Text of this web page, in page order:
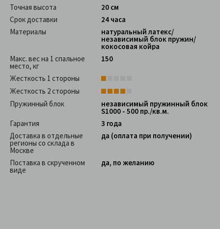
Точная высота
20 см
Срок доставки
24 часа
Материалы
натуральный латекс/
независимый блок пружин/
кокосовая койра
Макс. вес на 1 спальное
место, кг
150
Жесткость 1 стороны
Жесткость 2 стороны
Пружинный блок
независимый пружинный блок
S1000 - 500 пр./кв.м.
Гарантия
3 года
Доставка в отдельные
регионы со склада в
Москве
да (оплата при получении)
Поставка в скрученном
виде
да, по желанию